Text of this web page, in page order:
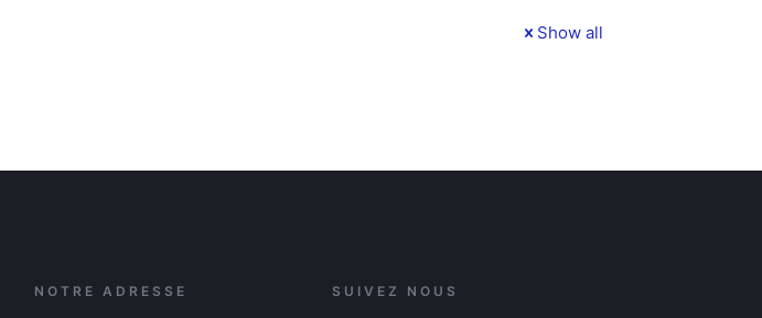
Show all
NOTRE ADRESSE SUIVEZ NOUS